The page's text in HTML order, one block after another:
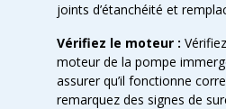
joints d’étanchéité et
Vérifiez le moteur :
moteur de la pompe
assurer qu’il fonctionne
remarquez des signes de